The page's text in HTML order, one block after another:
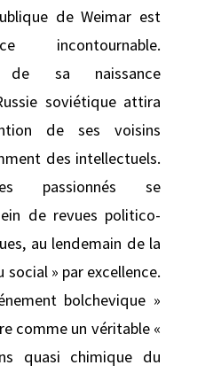
de Weimar est
incontournable.
de sa naissance
soviétique attira
de ses voisins
des intellectuels.
passionnés se
de revues politico-
au lendemain de la
social » par excellence.
bolchevique »
comme un véritable «
quasi chimique du